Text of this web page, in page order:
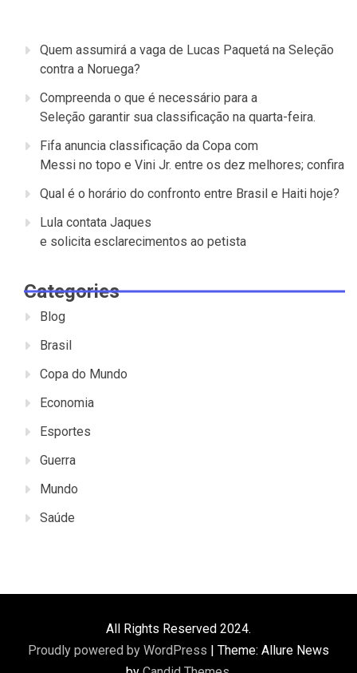
Quem assumirá a vaga de Lucas Paquetá na Seleção
contra a Noruega?
Compreenda o que é necessário para a
Seleção garantir sua classificação na quarta-feira.
Fifa anuncia classificação da Copa com
Messi no topo e Vini Jr. entre os dez melhores; confira
Qual é o horário do confronto entre Brasil e Haiti hoje?
Lula contata Jaques
e solicita esclarecimentos ao petista
Categories
Blog
Brasil
Copa do Mundo
Economia
Esportes
Guerra
Mundo
Saúde
All Rights Reserved 2024.
Proudly powered by WordPress | Theme: Allure News